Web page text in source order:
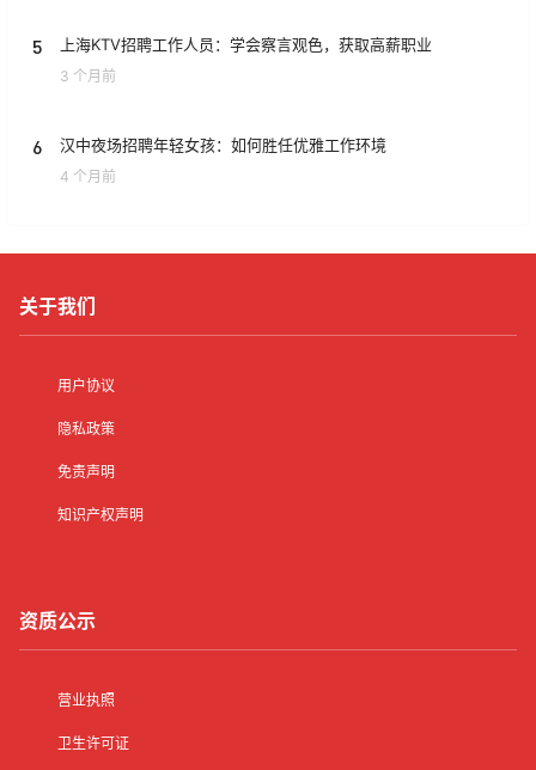
5 上海KTV招聘工作人员：学会察言观色，获取高薪职业
3 个月前
6 汉中夜场招聘年轻女孩：如何胜任优雅工作环境
4 个月前
关于我们
用户协议
隐私政策
免责声明
知识产权声明
资质公示
营业执照
卫生许可证